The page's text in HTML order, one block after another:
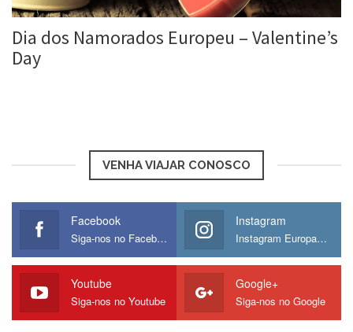
Dia dos Namorados Europeu – Valentine’s
Day
VENHA VIAJAR CONOSCO
Facebook
Siga-nos no Facebook
Instagram
Instagram Europamos
Youtube
Siga-nos no Youtube
Google+
Siga-nos no Google